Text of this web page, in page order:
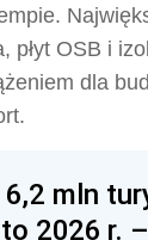
płyt OSB i
dla
mln
2026 r.